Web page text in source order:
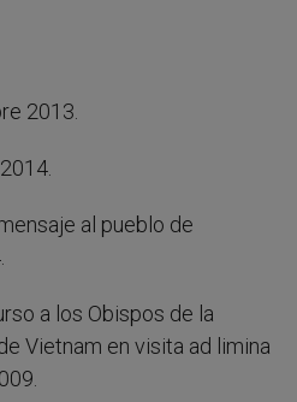
2013.
al pueblo de
a los Obispos de la
Vietnam en visita ad limina